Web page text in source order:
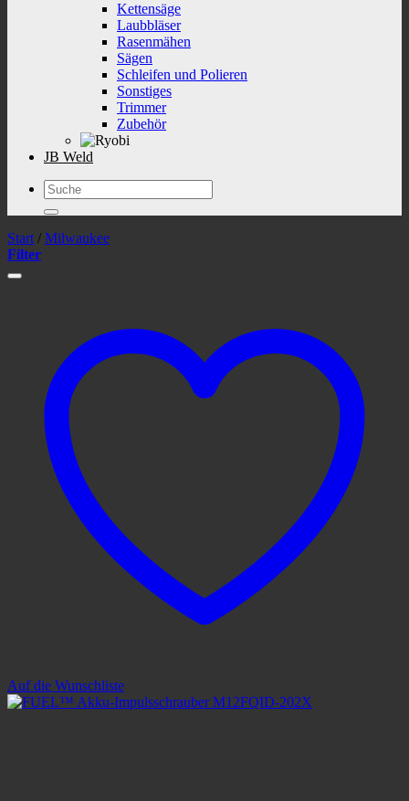
Kettensäge
Laubbläser
Rasenmähen
Sägen
Schleifen und Polieren
Sonstiges
Trimmer
Zubehör
JB Weld
Suchen
nach:
Start / Milwaukee
Filter
Auf die Wunschliste